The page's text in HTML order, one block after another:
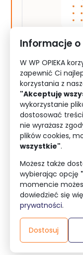
Informacje o
W WP OPIEKA
zapewnić Ci
korzystania z
"Akceptuję
wykorzystanie
dostosować
nie wyrażasz
plików cookies,
wszystkie".
Możesz także
wybierając opcję
momencie
dowiedzieć się
prywatności.
Dostosuj
Reklama na
i
Meta
Meta
Ważnym
i zrozumieć,
korzystać.
czytaj
Jak w pełni
Business
Wykorzystaj
treści
Oszczędzaj